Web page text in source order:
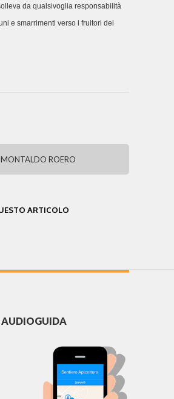
da qualsivoglia responsabilità
e smarrimenti verso i fruitori dei
MONTALDO ROERO
ARTICOLO
AUDIOGUIDA